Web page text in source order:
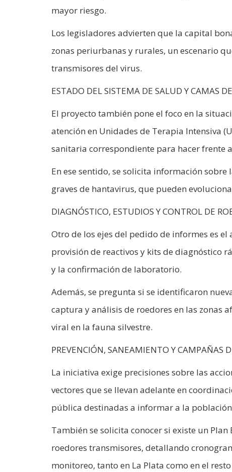
mayor riesgo.
Los legisladores advierten que la capital
zonas periurbanas y rurales, un escenario
transmisores del virus.
ESTADO DEL SISTEMA DE SALUD Y CAMAS
El proyecto también pone el foco en la
atención en Unidades de Terapia Intensiva
sanitaria correspondiente para hacer frente
En ese sentido, se solicita información
graves de hantavirus, que pueden
DIAGNÓSTICO, ESTUDIOS Y CONTROL DE
Otro de los ejes del pedido de informes es
provisión de reactivos y kits de diagnóstico
y la confirmación de laboratorio.
Además, se pregunta si se identificaron
captura y análisis de roedores en las zonas
viral en la fauna silvestre.
PREVENCIÓN, SANEAMIENTO Y CAMPAÑAS
La iniciativa exige precisiones sobre las
vectores que se llevan adelante en
pública destinadas a informar a la
También se solicita conocer si existe un
roedores transmisores, detallando
monitoreo, tanto en La Plata como en el